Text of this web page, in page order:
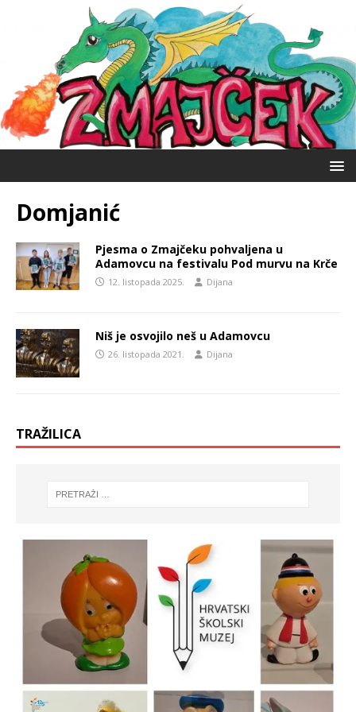
Domjanić
Pjesma o Zmajčeku pohvaljena u
Adamovcu na festivalu Pod murvu na Krče
12. listopada 2025. Dijana
Niš je osvojilo neš u Adamovcu
26. listopada 2021. Dijana
TRAŽILICA